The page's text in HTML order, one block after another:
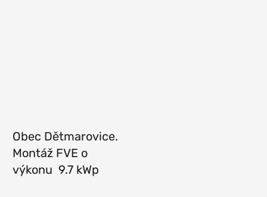
Obec Dětmarovice.
Montáž FVE o
výkonu 9.7 kWp